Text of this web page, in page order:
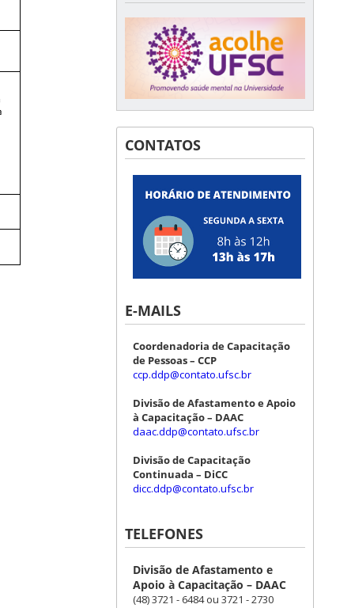
CONTATOS
E-MAILS
Coordenadoria de Capacitação
de Pessoas – CCP
ccp.ddp@contato.ufsc.br
Divisão de Afastamento e Apoio
à Capacitação – DAAC
daac.ddp@contato.ufsc.br
Divisão de Capacitação
Continuada – DiCC
dicc.ddp@contato.ufsc.br
TELEFONES
Divisão de Afastamento e
Apoio à Capacitação – DAAC
(48) 3721 - 6484 ou 3721 - 2730